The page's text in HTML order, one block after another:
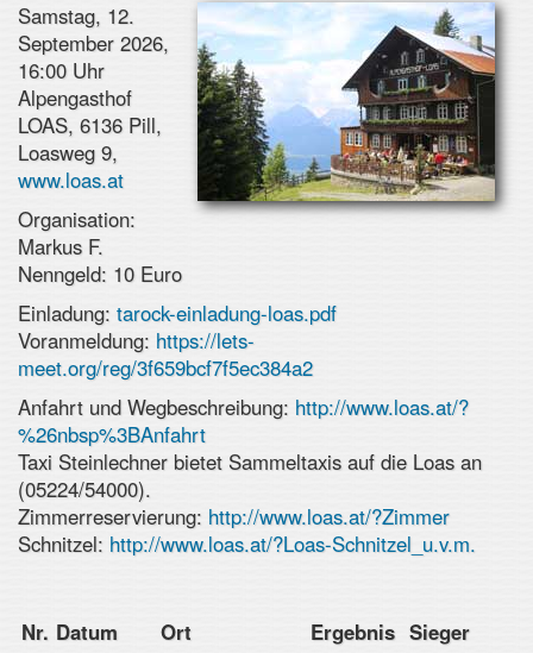
Samstag, 12.
September 2026,
16:00 Uhr
Alpengasthof
LOAS, 6136 Pill,
Loasweg 9,
www.loas.at
Organisation:
Markus F.
Nenngeld: 10 Euro
Einladung: tarock-einladung-loas.pdf
Voranmeldung: https://lets-
meet.org/reg/3f659bcf7f5ec384a2
Anfahrt und Wegbeschreibung: http://www.loas.at/?
%26nbsp%3BAnfahrt
Taxi Steinlechner bietet Sammeltaxis auf die Loas an
(05224/54000).
Zimmerreservierung: http://www.loas.at/?Zimmer
Schnitzel: http://www.loas.at/?Loas-Schnitzel_u.v.m.
Nr. Datum Ort Ergebnis Sieger